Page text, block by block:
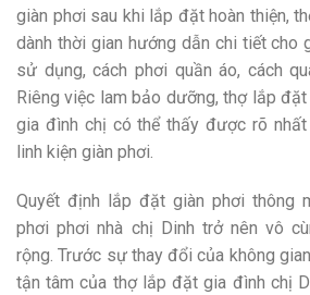
giàn phơi sau khi lắp đặt hoàn thiện,
dành thời gian hướng dẫn chi tiết cho
sử dụng, cách phơi quần áo, cách
Riêng việc lam bảo dưỡng, thợ lắp
gia đình chị có thể thấy được rõ
linh kiện giàn phơi.
Quyết định lắp đặt giàn phơi thông
phơi phơi nhà chị Dinh trở nên vô
rộng. Trước sự thay đổi của không
tận tâm của thợ lắp đặt gia đình chị